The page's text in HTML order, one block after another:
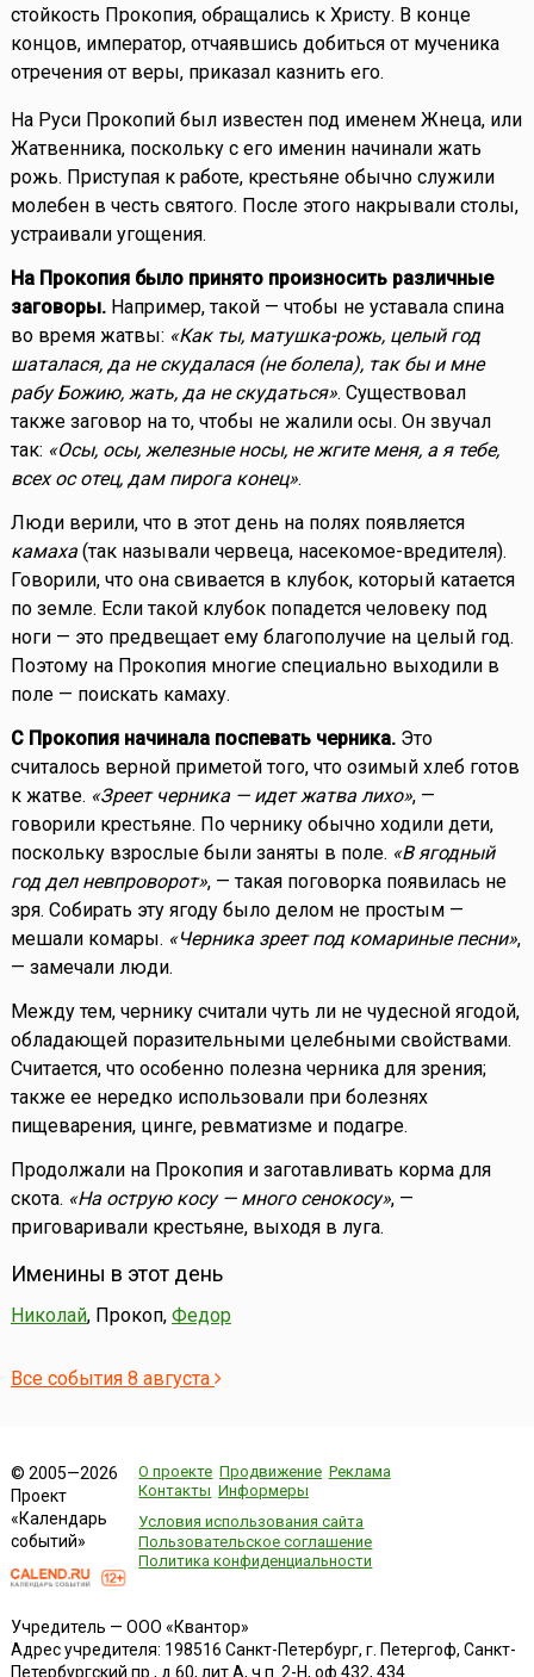
стойкость Прокопия, обращались к Христу. В конце
концов, император, отчаявшись добиться от мученика
отречения от веры, приказал казнить его.
На Руси Прокопий был известен под именем Жнеца, или
Жатвенника, поскольку с его именин начинали жать
рожь. Приступая к работе, крестьяне обычно служили
молебен в честь святого. После этого накрывали столы,
устраивали угощения.
На Прокопия было принято произносить различные
заговоры.Например, такой — чтобы не уставала спина
во время жатвы: «Как ты, матушка-рожь, целый год
шаталася, да не скудалася (не болела), так бы и мне
рабу Божию, жать, да не скудаться». Существовал
также заговор на то, чтобы не жалили осы. Он звучал
так: «Осы, осы, железные носы, не жгите меня, а я тебе,
всех ос отец, дам пирога конец».
Люди верили, что в этот день на полях появляется
камаха(так называли червеца, насекомое-вредителя).
Говорили, что она свивается в клубок, который катается
по земле. Если такой клубок попадется человеку под
ноги — это предвещает ему благополучие на целый год.
Поэтому на Прокопия многие специально выходили в
поле — поискать камаху.
С Прокопия начинала поспевать черника.Это
считалось верной приметой того, что озимый хлеб готов
к жатве. «Зреет черника — идет жатва лихо», —
говорили крестьяне. По чернику обычно ходили дети,
поскольку взрослые были заняты в поле. «В ягодный
год дел невпроворот», — такая поговорка появилась не
зря. Собирать эту ягоду было делом не простым —
мешали комары. «Черника зреет под комариные песни»,
— замечали люди.
Между тем, чернику считали чуть ли не чудесной ягодой,
обладающей поразительными целебными свойствами.
Считается, что особенно полезна черника для зрения;
также ее нередко использовали при болезнях
пищеварения, цинге, ревматизме и подагре.
Продолжали на Прокопия и заготавливать корма для
скота. «На острую косу — много сенокосу», —
приговаривали крестьяне, выходя в луга.
Именины в этот день
Николай, Прокоп, Федор
Все события 8 августа
© 2005—2026
Проект
«Календарь
событий»
О проекте Продвижение Реклама
Контакты Информеры
Условия использования сайта
Пользовательское соглашение
Политика конфиденциальности
Учредитель — ООО «Квантор»
Адрес учредителя: 198516 Санкт-Петербург, г. Петергоф, Санкт-
Петербургский пр., д.60, лит.А, ч.п. 2-Н, оф.432, 434